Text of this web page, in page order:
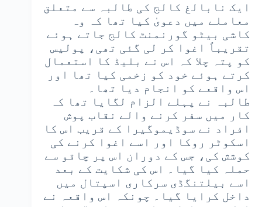
ایک نابالغ کالج کی طالبہ سے متعلق
معاملے میں دعویٰ کیا تھا کہ وہ
کاشی بیٹو گورنمنٹ کالج جاتے ہوئے
تقریباً اغوا کر لی گئی تھی، پولیس
کو پتہ چلا کہ اس نے بلیڈ کا استعمال
کرتے ہوئے خود کو زخمی کیا تھا اور
اس واقعے کو انجام دیا تھا۔
طالبہ نے پہلے الزام لگایا تھا کہ
کار میں سفر کرنے والے نقاب پوش
افراد نے سوڈیموگیرا کے قریب اس کا
اسکوٹر روکا اور اسے اغوا کرنے کی
کوشش کی، جس کے دوران اس پر چاقو سے
حملہ کیا گیا۔ اس کی شکایت کے بعد
اسے بیلتنگڈی سرکاری اسپتال میں
داخل کرایا گیا۔ چونکہ اس واقعہ نے